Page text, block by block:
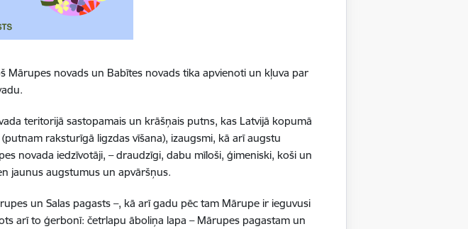
Mārupes novads un Babītes novads tika apvienoti un kļuva par
teritorijā sastopamais un krāšņais putns, kas Latvijā kopumā
raksturīgā ligzdas vīšana), izaugsmi, kā arī augstu
novada iedzīvotāji, – draudzīgi, dabu mīloši, ģimeniski, koši un
jaunus augstumus un apvāršņus.
un Salas pagasts –, kā arī gadu pēc tam Mārupe ir ieguvusi
arī to ģerbonī: četrlapu āboliņa lapa – Mārupes pagastam un
E-pakalpojums